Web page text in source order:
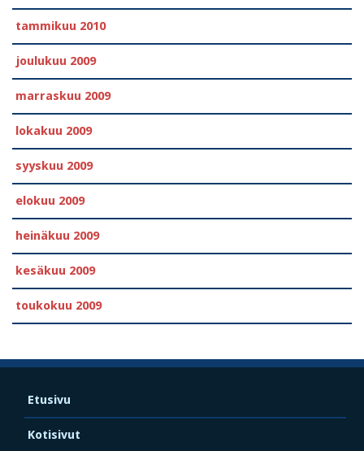
tammikuu 2010
joulukuu 2009
marraskuu 2009
lokakuu 2009
syyskuu 2009
elokuu 2009
heinäkuu 2009
kesäkuu 2009
toukokuu 2009
Etusivu
Kotisivut